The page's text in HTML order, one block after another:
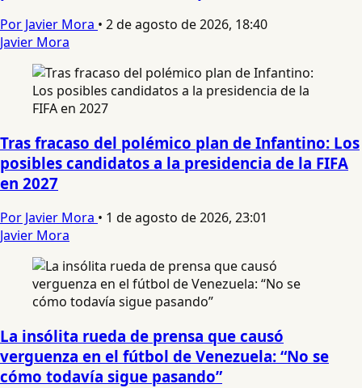
Por Javier Mora • 2 de agosto de 2026, 18:40
Javier Mora
Tras fracaso del polémico plan de Infantino: Los
posibles candidatos a la presidencia de la FIFA
en 2027
Por Javier Mora • 1 de agosto de 2026, 23:01
Javier Mora
La insólita rueda de prensa que causó
verguenza en el fútbol de Venezuela: “No se
cómo todavía sigue pasando”